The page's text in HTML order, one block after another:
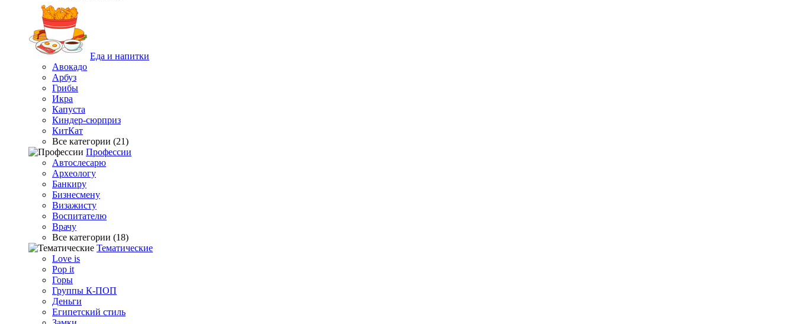
Еда и напитки
Авокадо
Арбуз
Грибы
Икра
Капуста
Киндер-сюрприз
КитКат
Все категории (21)
Профессии
Автослесарю
Археологу
Банкиру
Бизнесмену
Визажисту
Воспитателю
Врачу
Все категории (18)
Тематические
Love is
Pop it
Горы
Группы К-ПОП
Деньги
Египетский стиль